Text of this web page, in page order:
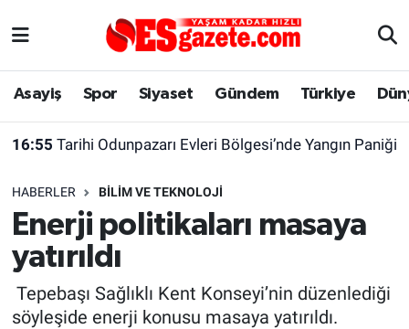
Asayiş Spor Siyaset Gündem Türkiye
16:55 Tarihi Odunpazarı Evleri Bölgesi’nde Yangın Paniği
HABERLER BILIM VE TEKNOLOJI
Enerji politikaları masaya
yatırıldı
Tepebaşı Sağlıklı Kent Konseyi’nin düzenlediği
söyleşide enerji konusu masaya yatırıldı.
Asayiş
Gündem
Türkiye
Dünya
Yaşam
Eskişehirspor Arşivi
Eskişehir Arşivi
Röportaj
Eskişehir Nöbetçi Eczaneler
Süper Lig Puan Durumu ve Fikstür
Tüm Manşetler
Son Dakika Haberleri